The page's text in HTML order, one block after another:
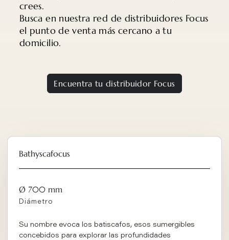
crees.
Busca en nuestra red de distribuidores Focus
el punto de venta más cercano a tu
domicilio.
Encuentra tu distribuidor Focus
Bathyscafocus
Ø 700 mm
Diámetro
Su nombre evoca los batiscafos, esos sumergibles
concebidos para explorar las profundidades